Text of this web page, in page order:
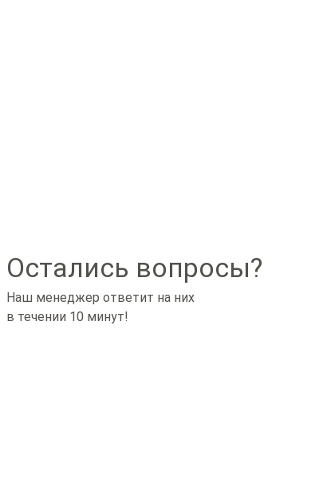
Остались вопросы?
Наш менеджер ответит на них
в течении 10 минут!